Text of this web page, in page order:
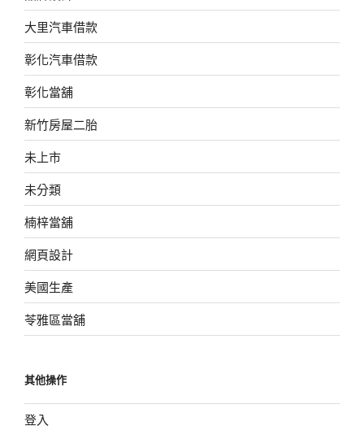
大里汽車借款
彰化汽車借款
彰化當舖
新竹房屋二胎
未上市
未分類
楠梓當舖
網頁設計
美國生產
苓雅區當舖
其他操作
登入